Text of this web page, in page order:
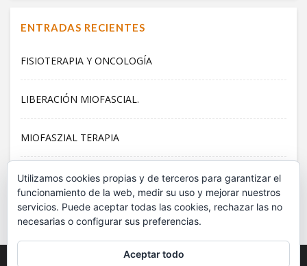
ENTRADAS RECIENTES
FISIOTERAPIA Y ONCOLOGÍA
LIBERACIÓN MIOFASCIAL.
MIOFASZIAL TERAPIA
PILATES
EN MOVIMIENTO PESE AL CONFINAMIENTO.
Centro reconocido por el Colegio Oficial de Fisioterapeutas
Utilizamos cookies propias y de terceros para garantizar el
funcionamiento de la web, medir su uso y mejorar nuestros
servicios. Puede aceptar todas las cookies, rechazar las no
necesarias o configurar sus preferencias.
Aceptar todo